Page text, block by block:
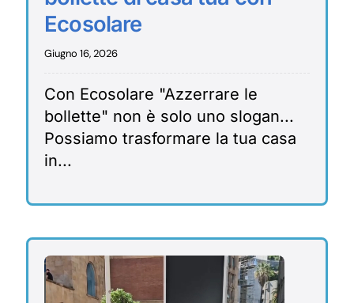
Ecosolare
Giugno 16, 2026
Con Ecosolare "Azzerrare le
bollette" non è solo uno slogan...
Possiamo trasformare la tua casa
in...